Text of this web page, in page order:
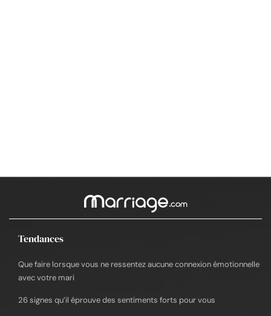
Tendances
Que faire lorsque vous ne ressentez aucune connexion émotionnelle
avec votre mari
26 signes qu’il éprouve des sentiments forts pour vous